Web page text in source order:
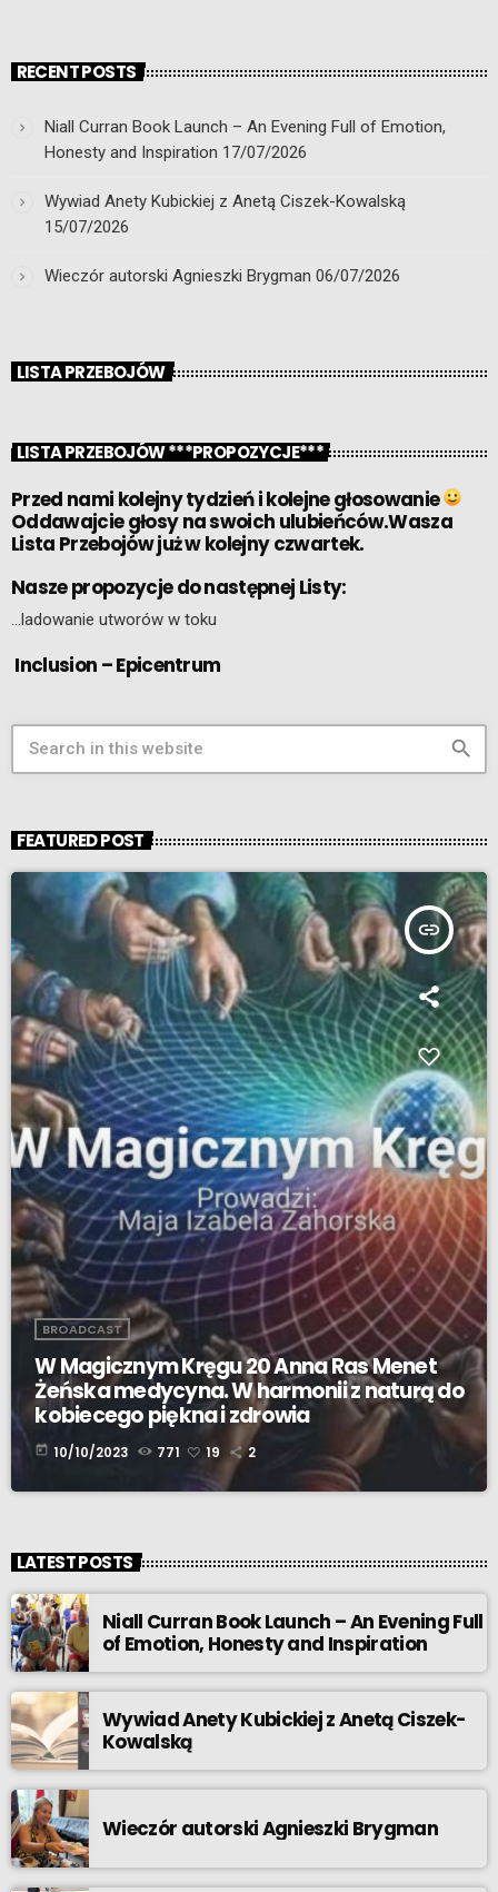
RECENT POSTS
Niall Curran Book Launch – An Evening Full of Emotion,
Honesty and Inspiration 17/07/2026
Wywiad Anety Kubickiej z Anetą Ciszek-Kowalską
15/07/2026
Wieczór autorski Agnieszki Brygman 06/07/2026
LISTA PRZEBOJÓW
LISTA PRZEBOJÓW ***PROPOZYCJE***
Przed nami kolejny tydzień i kolejne głosowanie
Oddawajcie głosy na swoich ulubieńców.Wasza
Lista Przebojów już w kolejny czwartek.
Nasze propozycje do następnej Listy:
…ladowanie utworów w toku
Inclusion – Epicentrum
search
FEATURED POST
insert_link
BROADCAST
W Magicznym Kręgu 20 Anna Ras Menet
Żeńska medycyna. W harmonii z naturą do
kobiecego piękna i zdrowia
today 10/10/2023 771 19 2
LATEST POSTS
Niall Curran Book Launch – An Evening Full
of Emotion, Honesty and Inspiration
Wywiad Anety Kubickiej z Anetą Ciszek-
Kowalską
Wieczór autorski Agnieszki Brygman